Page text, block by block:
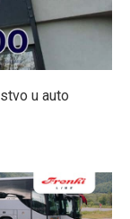
u auto